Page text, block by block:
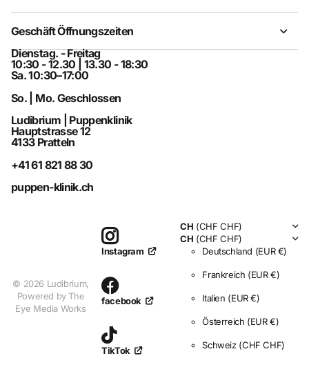
Geschäft Öffnungszeiten
Dienstag. - Freitag
10:30 - 12.30 | 13.30 - 18:30
Sa. 10:30–17:00
So. | Mo. Geschlossen
Ludibrium | Puppenklinik
Hauptstrasse 12
4133 Pratteln
+41 61 821 88 30
puppen-klinik.ch
© 2026 Ludibrium,
Powered by The
Eye Media Works
Instagram
facebook
TikTok
CH (CHF CHF)
CH (CHF CHF)
Deutschland (EUR €)
Frankreich (EUR €)
Italien (EUR €)
Österreich (EUR €)
Schweiz (CHF CHF)